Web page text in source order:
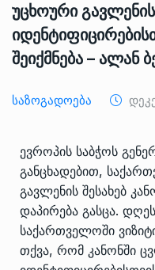
უცხოური
შეიქმნება – ალან
Საზოგადოება
ევროპის საბჭოს
განცხადებით,
გავლენის შესახებ
დაპირება გასცა.
საქართველოში
თქვა, რომ კანონში